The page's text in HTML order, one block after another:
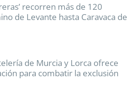
recorren más de 120
de Levante hasta Caravaca de
de Murcia y Lorca ofrece
para combatir la exclusión